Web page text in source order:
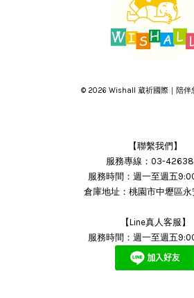
© 2026 Wishall 葳祈國際｜陪伴
【聯繫我們】
服務專線：03-
服務時間：週一至週五
倉庫地址：桃園市中壢區永
【Line真人客服】
服務時間：週一至週五